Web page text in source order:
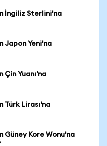
İngiliz Sterlini'na
Japon Yeni'na
Çin Yuanı'na
Türk Lirası'na
Güney Kore Wonu'na